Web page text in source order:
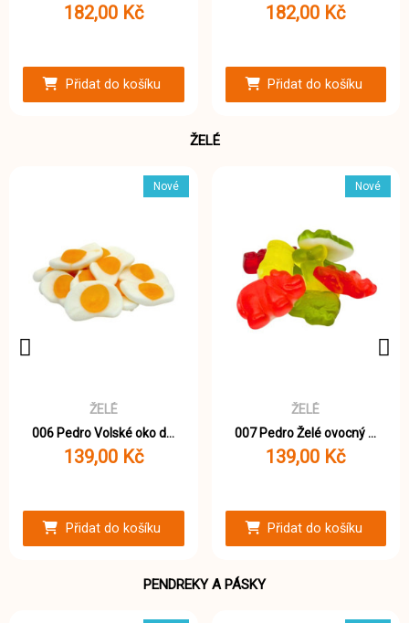
182,00 Kč
Přidat do košíku
182,00 Kč
Přidat do košíku
ŽELÉ
Nové
ŽELÉ
006 Pedro Volské oko dvoubarevné želé 1000g
139,00 Kč
Přidat do košíku
Nové
ŽELÉ
007 Pedro Želé ovocný mix 1000g
139,00 Kč
Přidat do košíku
PENDREKY A PÁSKY